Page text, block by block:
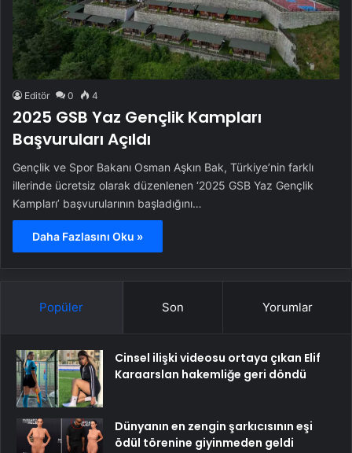
Editör 0 4
2025 GSB Yaz Gençlik Kampları
Başvuruları Açıldı
Gençlik ve Spor Bakanı Osman Aşkın Bak, Türkiye’nin farklı
illerinde ücretsiz olarak düzenlenen ‘2025 GSB Yaz Gençlik
Kampları’ başvurularının başladığını…
Daha Fazlasını Oku »
Popüler Son Yorumlar
Cinsel ilişki videosu ortaya çıkan Elif
Karaarslan hakemliğe geri döndü
Dünyanın en zengin şarkıcısının eşi
ödül törenine giyinmeden geldi